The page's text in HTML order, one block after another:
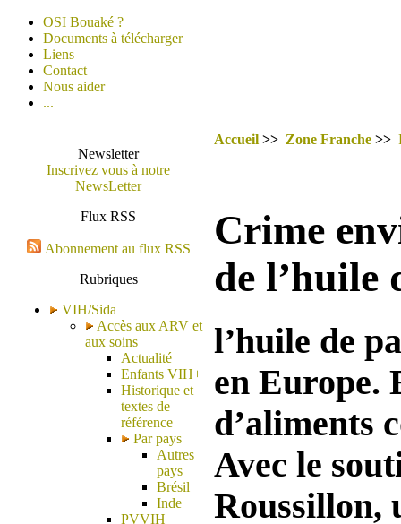
OSI Bouaké ?
Documents à télécharger
Liens
Contact
Nous aider
...
Newsletter
Inscrivez vous à notre
NewsLetter
Flux RSS
Abonnement au flux RSS
Rubriques
VIH/Sida
Accès aux ARV et
aux soins
Actualité
Enfants VIH+
Historique et
textes de
référence
Par pays
Autres
pays
Brésil
Inde
PVVIH
Accueil >> Zone Franche >>
Crime
de l’huile
l’huile de
en Europe.
d’aliments
Avec le
Roussillon,